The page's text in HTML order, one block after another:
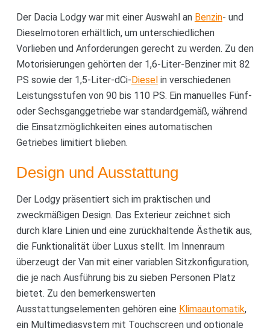
Der Dacia Lodgy war mit einer Auswahl an Benzin- und
Dieselmotoren erhältlich, um unterschiedlichen
Vorlieben und Anforderungen gerecht zu werden. Zu den
Motorisierungen gehörten der 1,6-Liter-Benziner mit 82
PS sowie der 1,5-Liter-dCi-Dieselin verschiedenen
Leistungsstufen von 90 bis 110 PS. Ein manuelles Fünf-
oder Sechsganggetriebe war standardgemäß, während
die Einsatzmöglichkeiten eines automatischen
Getriebes limitiert blieben.
Design und Ausstattung
Der Lodgy präsentiert sich im praktischen und
zweckmäßigen Design. Das Exterieur zeichnet sich
durch klare Linien und eine zurückhaltende Ästhetik aus,
die Funktionalität über Luxus stellt. Im Innenraum
überzeugt der Van mit einer variablen Sitzkonfiguration,
die je nach Ausführung bis zu sieben Personen Platz
bietet. Zu den bemerkenswerten
Ausstattungselementen gehören eine Klimaautomatik,
ein Multimediasystem mit Touchscreen und optionale